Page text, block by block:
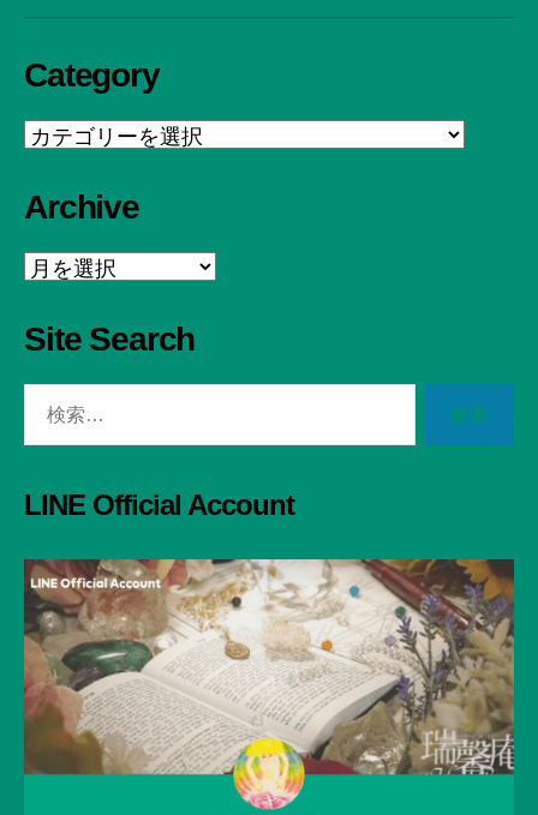
Category
Category
Archive
Archive
Site Search
LINE Official Account